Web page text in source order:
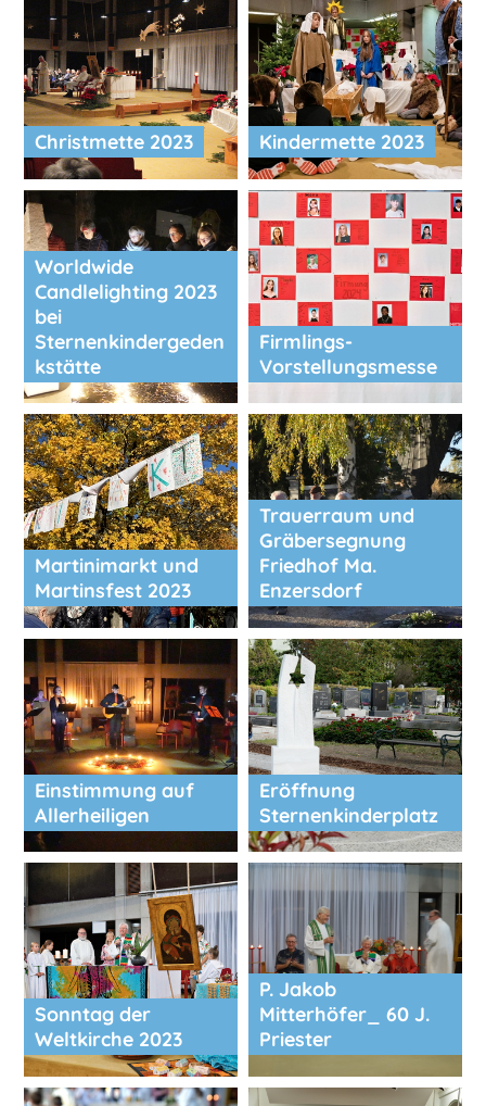
Christmette 2023 Kindermette 2023
Worldwide
Candlelighting 2023
bei
Sternenkindergeden
kstätte
Firmlings-
Vorstellungsmesse
Martinimarkt und
Martinsfest 2023
Trauerraum und
Gräbersegnung
Friedhof Ma.
Enzersdorf
Einstimmung auf
Allerheiligen
Eröffnung
Sternenkinderplatz
Sonntag der
Weltkirche 2023
P. Jakob
Mitterhöfer_ 60 J.
Priester